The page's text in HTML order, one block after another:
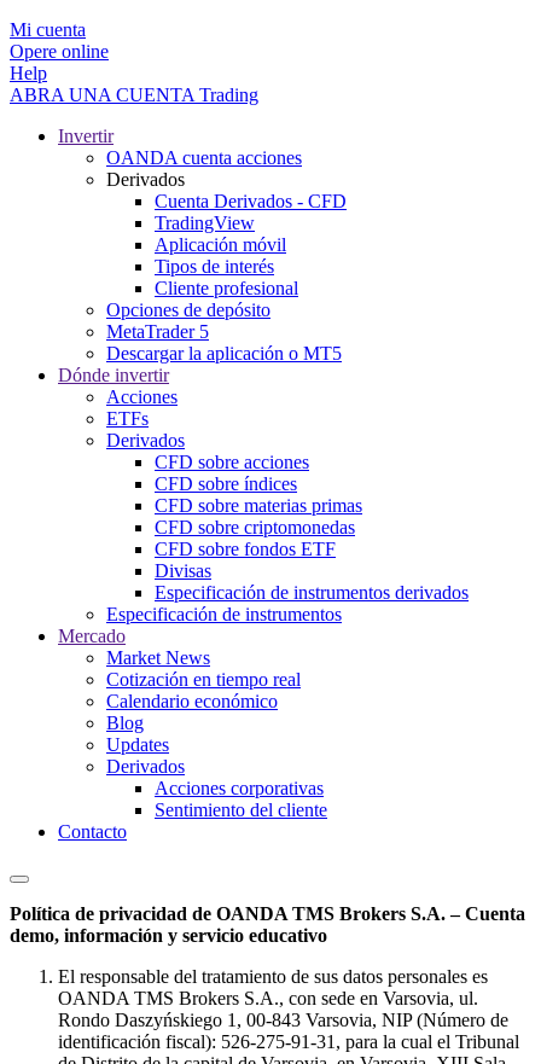
Mi cuenta
Opere online
Help
ABRA UNA CUENTA Trading
Invertir
OANDA cuenta acciones
Derivados
Cuenta Derivados - CFD
TradingView
Aplicación móvil
Tipos de interés
Cliente profesional
Opciones de depósito
MetaTrader 5
Descargar la aplicación o MT5
Dónde invertir
Acciones
ETFs
Derivados
CFD sobre acciones
CFD sobre índices
CFD sobre materias primas
CFD sobre criptomonedas
CFD sobre fondos ETF
Divisas
Especificación de instrumentos derivados
Especificación de instrumentos
Mercado
Market News
Cotización en tiempo real
Calendario económico
Blog
Updates
Derivados
Acciones corporativas
Sentimiento del cliente
Contacto
Política de privacidad de OANDA TMS Brokers S.A. – Cuenta
demo, información y servicio educativo
El responsable del tratamiento de sus datos personales es
OANDA TMS Brokers S.A., con sede en Varsovia, ul.
Rondo Daszyńskiego 1, 00-843 Varsovia, NIP (Número de
identificación fiscal): 526-275-91-31, para la cual el Tribunal